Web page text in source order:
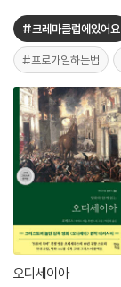
#크레마클럽에있어요
#프로가일하는법
오디세이아